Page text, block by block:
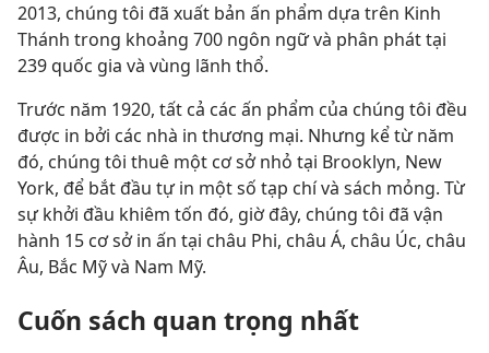
2013, chúng tôi đã xuất bản ấn phẩm dựa trên Kinh
Thánh trong khoảng 700 ngôn ngữ và phân phát tại
239 quốc gia và vùng lãnh thổ.
Trước năm 1920, tất cả các ấn phẩm của chúng tôi đều
được in bởi các nhà in thương mại. Nhưng kể từ năm
đó, chúng tôi thuê một cơ sở nhỏ tại Brooklyn, New
York, để bắt đầu tự in một số tạp chí và sách mỏng. Từ
sự khởi đầu khiêm tốn đó, giờ đây, chúng tôi đã vận
hành 15 cơ sở in ấn tại châu Phi, châu Á, châu Úc, châu
Âu, Bắc Mỹ và Nam Mỹ.
Cuốn sách quan trọng nhất